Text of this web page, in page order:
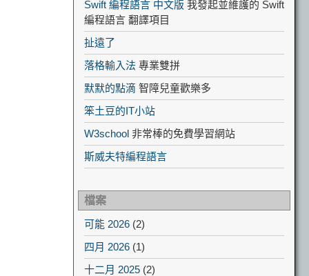
Swift 編程語言 中文版 我發起並維護的 Swift
編程語言 翻譯項目
扯遠了
落格輸入法 專業雙拼
默默的點滴 智障兒童歡樂多
笨土豆的IT小站
W3school 非常棒的免費學習網站
斯威夫特編程語言
檔案
可能 2026 (2)
四月 2026 (1)
十二月 2025 (2)